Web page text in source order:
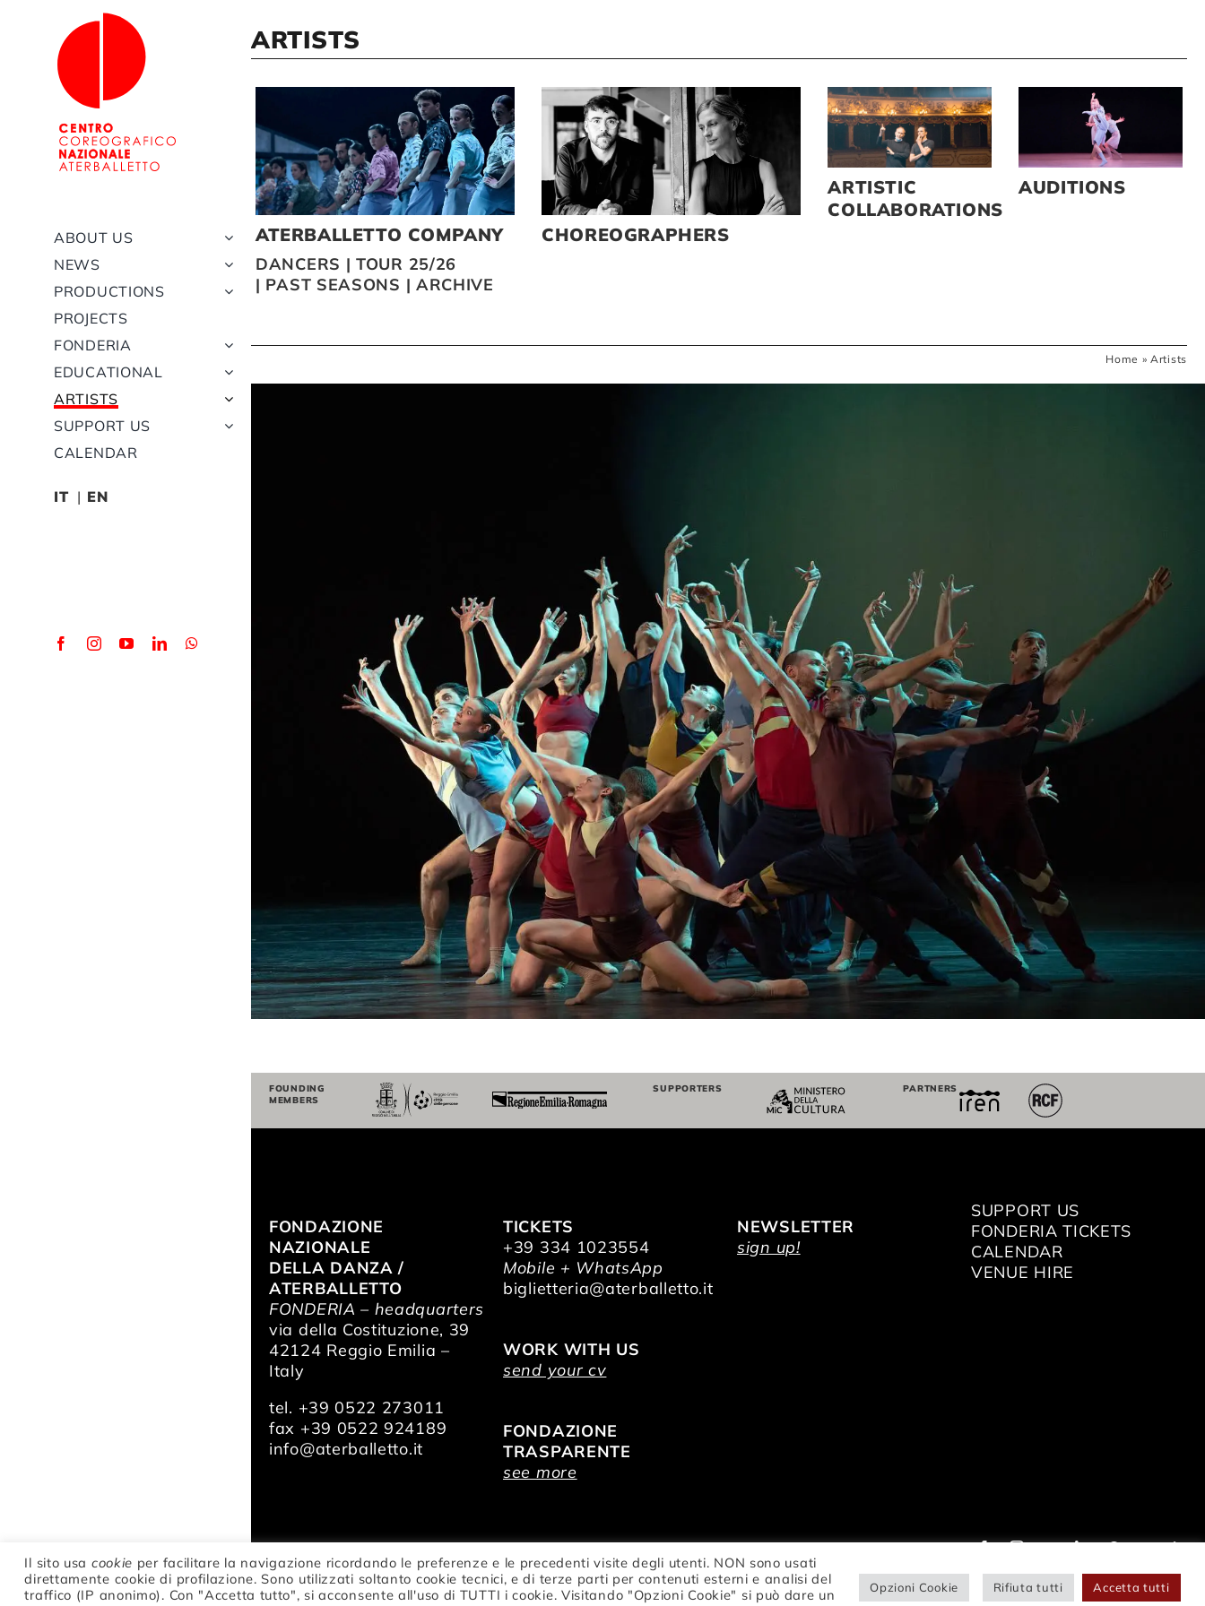
content
ABOUT US
NEWS
PRODUCTIONS
PROJECTS
FONDERIA
EDUCATIONAL
ARTISTS
SUPPORT US
CALENDAR
IT EN
ARTISTS
ATERBALLETTO COMPANY
DANCERS |TOUR 25/26
| PAST SEASONS | ARCHIVE
CHOREOGRAPHERS
ARTISTIC
COLLABORATIONS
AUDITIONS
Home »Artists
FOUNDING
MEMBERS
SUPPORTERS PARTNERS
FONDAZIONE
NAZIONALE
DELLA DANZA /
ATERBALLETTO
FONDERIA – headquarters
via della Costituzione, 39
42124 Reggio Emilia –
Italy
tel. +39 0522 273011
fax +39 0522 924189
info@aterballetto.it
TICKETS
+39 334 1023554
Mobile + WhatsApp
biglietteria@aterballetto.it
WORK WITH US
send your cv
FONDAZIONE
TRASPARENTE
see more
NEWSLETTER
sign up!
SUPPORT US
FONDERIA TICKETS
CALENDAR
VENUE HIRE
© Fondazione Nazionale della Danza Aterballetto | VAT Nr.
IT02047370354 |privacy
Il sito usa cookie per facilitare la navigazione ricordando le preferenze e le precedenti visite degli utenti. NON sono usati
direttamente cookie di profilazione. Sono utilizzati soltanto cookie tecnici, e di terze parti per contenuti esterni e analisi del
traffico (IP anonimo). Con "Accetta tutto", si acconsente all'uso di TUTTI i cookie. Visitando "Opzioni Cookie" si può dare un
Opzioni Cookie Rifiuta tutti Accetta tutti